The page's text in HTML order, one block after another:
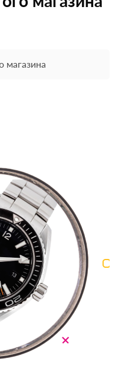
магазина